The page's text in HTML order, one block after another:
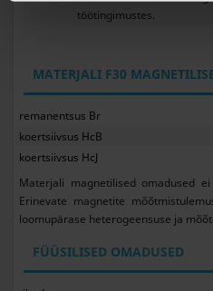
töötingimustes.
MATERJALI F30
remanentsus Br
koertsiivsus HcB
koertsiivsus HcJ
Materjali magnetilised omadused
Erinevate magnetite
loomupärase heterogeensuse ja
FÜÜSILISED OMADUSED